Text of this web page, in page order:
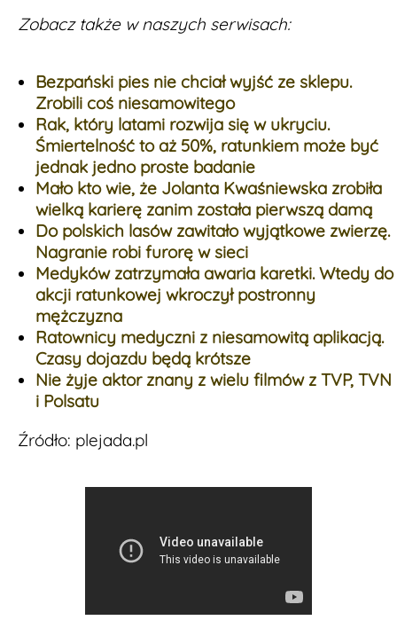
Zobacz także w naszych serwisach:
Bezpański pies nie chciał wyjść ze sklepu.
Zrobili coś niesamowitego
Rak, który latami rozwija się w ukryciu.
Śmiertelność to aż 50%, ratunkiem może być
jednak jedno proste badanie
Mało kto wie, że Jolanta Kwaśniewska zrobiła
wielką karierę zanim została pierwszą damą
Do polskich lasów zawitało wyjątkowe zwierzę.
Nagranie robi furorę w sieci
Medyków zatrzymała awaria karetki. Wtedy do
akcji ratunkowej wkroczył postronny
mężczyzna
Ratownicy medyczni z niesamowitą aplikacją.
Czasy dojazdu będą krótsze
Nie żyje aktor znany z wielu filmów z TVP, TVN
i Polsatu
Źródło: plejada.pl